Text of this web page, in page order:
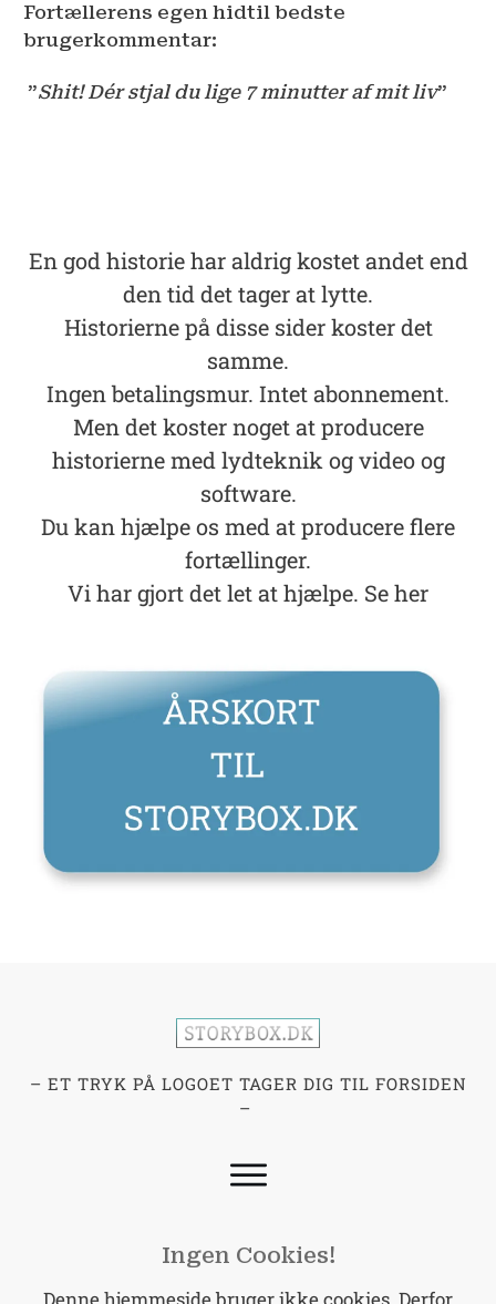
Fortællerens egen hidtil bedste
brugerkommentar:
”Shit! Dér stjal du lige 7 minutter af mit liv”
En god historie har aldrig kostet andet end
den tid det tager at lytte.
Historierne på disse sider koster det
samme.
Ingen betalingsmur. Intet abonnement.
Men det koster noget at producere
historierne med lydteknik og video og
software.
Du kan hjælpe os med at producere flere
fortællinger.
Vi har gjort det let at hjælpe. Se her
– ET TRYK PÅ LOGOET TAGER DIG TIL FORSIDEN
–
Ingen Cookies!
Denne hjemmeside bruger ikke cookies. Derfor